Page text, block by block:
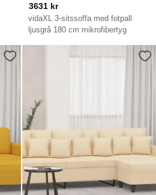
vidaXL 3-sitssoffa med fotpall
ljusgrå 180 cm mikrofibertyg
3631 kr